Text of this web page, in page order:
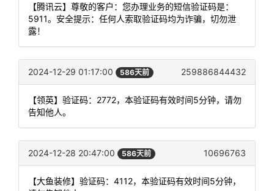
【腾讯云】尊敬的客户：您办理业务的短信验证码是：
5911。安全提示：任何人索取验证码均为诈骗，切勿泄
露！
2024-12-29 01:17:00 586天前 259886844432
【领英】验证码：2772，本验证码有效时间5分钟，请勿
告知他人。
2024-12-28 20:47:00 586天前 10696763
【大鱼装修】验证码：4112，本验证码有效时间5分钟，